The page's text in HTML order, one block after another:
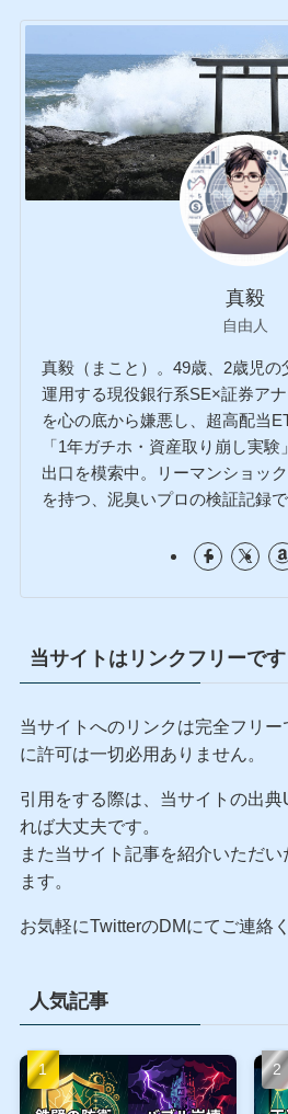
真毅
自由人
真毅（まこと）。49歳、2歳児の
運用する現役銀行系SE×証券ア
を心の底から嫌悪し、超高配当
「1年ガチホ・資産取り崩し実
出口を模索中。リーマンショッ
を持つ、泥臭いプロの検証記録で
当サイトはリンクフリーです
当サイトへのリンクは完全フリ
に許可は一切必用ありません。
引用をする際は、当サイトの出
れば大丈夫です。
また当サイト記事を紹介いただ
ます。
お気軽にTwitterのDMにてご連絡
人気記事